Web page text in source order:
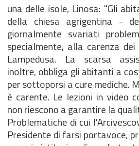
una delle isole, Linosa: "Gli
della chiesa agrigentina -
giornalmente svariati
specialmente, alla carenza
Lampedusa. La scarsa
inoltre, obbliga gli abitanti a
per sottoporsi a cure mediche.
è carente. Le lezioni in video
non riescono a garantire la
Problematiche di cui
Presidente di farsi portavoce,